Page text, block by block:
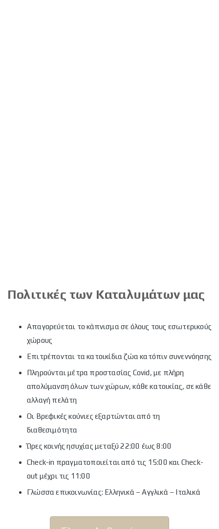
Πολιτικές των Καταλυμάτων μας
Απαγορεύεται το κάπνισμα σε όλους τους εσωτερικούς
χώρους
Επιτρέπονται τα κατοικίδια ζώα κατόπιν συνεννόησης
Πληρούνται μέτρα προστασίας Covid, με πλήρη
απολύμανση όλων των χώρων, κάθε κατοικίας, σε κάθε
αλλαγή πελάτη
Οι Βρεφικές κούνιες εξαρτώνται από τη
διαθεσιμότητα
Ώρες κοινής ησυχίας μεταξύ 22:00 έως 8:00
Check-in πραγματοποιείται από τις 15:00 και Check-
out μέχρι τις 11:00
Γλώσσα επικοινωνίας: Ελληνικά – Αγγλικά – Ιταλικά